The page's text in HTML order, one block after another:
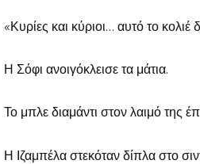
«Κυρίες και κύριοι… αυτό το
Η Σόφι ανοιγόκλεισε τα μάτια.
Το μπλε διαμάντι στον λαιμό της
Η Ιζαμπέλα στεκόταν δίπλα στο